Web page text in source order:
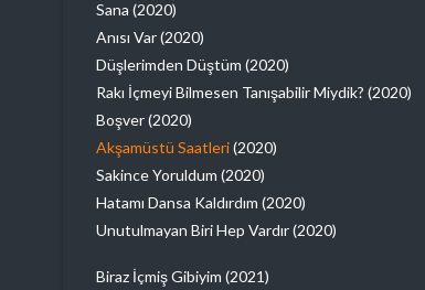
Sana (2020)
Anısı Var (2020)
Düşlerimden Düştüm (2020)
Rakı İçmeyi Bilmesen Tanışabilir Miydik? (2020)
Boşver (2020)
Akşamüstü Saatleri(2020)
Sakince Yoruldum (2020)
Hatamı Dansa Kaldırdım (2020)
Unutulmayan Biri Hep Vardır (2020)
Biraz İçmiş Gibiyim (2021)